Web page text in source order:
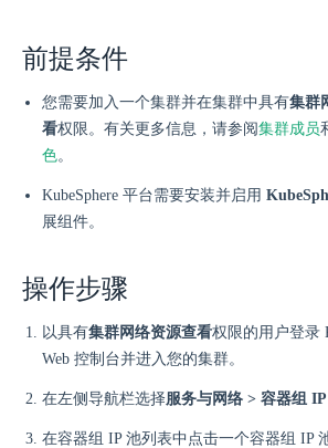
前提条件
您需要加入一个集群并在集群中具有集群
看权限。有关更多信息，请参阅集群成员
色。
KubeSphere 平台需要安装并启用
展组件。
操作步骤
以具有集群网络资源查看权限的用户登录
Web 控制台并进入您的集群。
在左侧导航栏选择服务与网络 > 容器组
在容器组 IP 池列表中点击一个容器组 IP